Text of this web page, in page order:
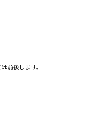
前後します。